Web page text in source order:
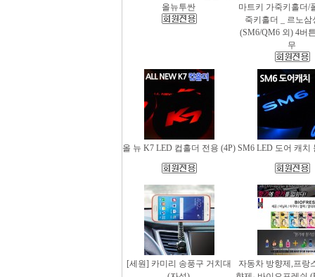
올뉴투싼
마트키 가죽키홀더/
죽키홀더 _ 르노삼
(SM6/QM6 외) 4버
무
올 뉴 K7 LED 컵홀더 전용 (4P) SM6 LED 도어 캐치
[세원] 카미리 송풍구 거치대
자동차 방향제,프랑